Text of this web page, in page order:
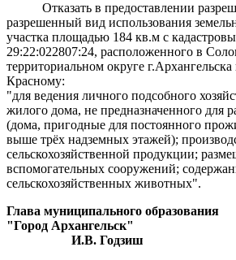
Отказать в предоставлении
разрешенный вид использования
участка площадью 184 кв.м с
29:22:022807:24, расположенного в
территориальном округе
Красному:
"для ведения личного подсобного
жилого дома, не предназначенного для
(дома, пригодные для постоянного
выше трёх надземных этажей);
сельскохозяйственной продукции;
вспомогательных сооружений;
сельскохозяйственных животных".
Глава муниципального образования
"Город
И.В. Годзиш